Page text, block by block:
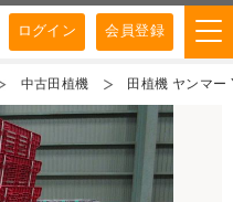
ログイン 会員登録
中古田植機 田植機 ヤンマ